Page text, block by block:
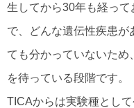
生してから30年も経っ
で、どんな遺伝性疾患が
ても分かっていないた
を待っている段階です。
TICAからは実験種とし